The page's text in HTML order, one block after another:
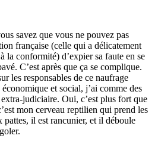
savez que vous ne pouvez pas
française (celle qui a délicatement
la conformité) d’expier sa faute en se
C’est après que ça se complique.
les responsables de ce naufrage
et social, j’ai comme des
judiciaire. Oui, c’est plus fort que
mon cerveau reptilien qui prend les
il est rancunier, et il déboule